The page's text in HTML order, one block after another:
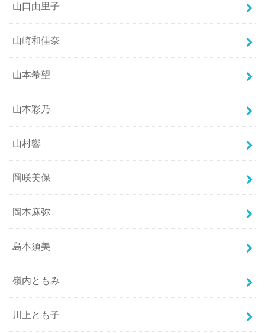
山口由里子
山崎和佳奈
山本希望
山本彩乃
山村響
岡咲美保
岡本麻弥
島本須美
嶺内ともみ
川上とも子